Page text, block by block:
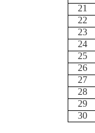
21
22
23
24
25
26
27
28
29
30